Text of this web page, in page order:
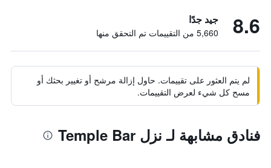
8.6 جيد جدًا
5,660 من التقييمات تم التحقق منها
لم يتم العثور على تقييمات. حاول إزالة مرشح أو تغيير بحثك أو
مسح كل شيء لعرض التقييمات.
فنادق مشابهة لـ نزل Temple Bar